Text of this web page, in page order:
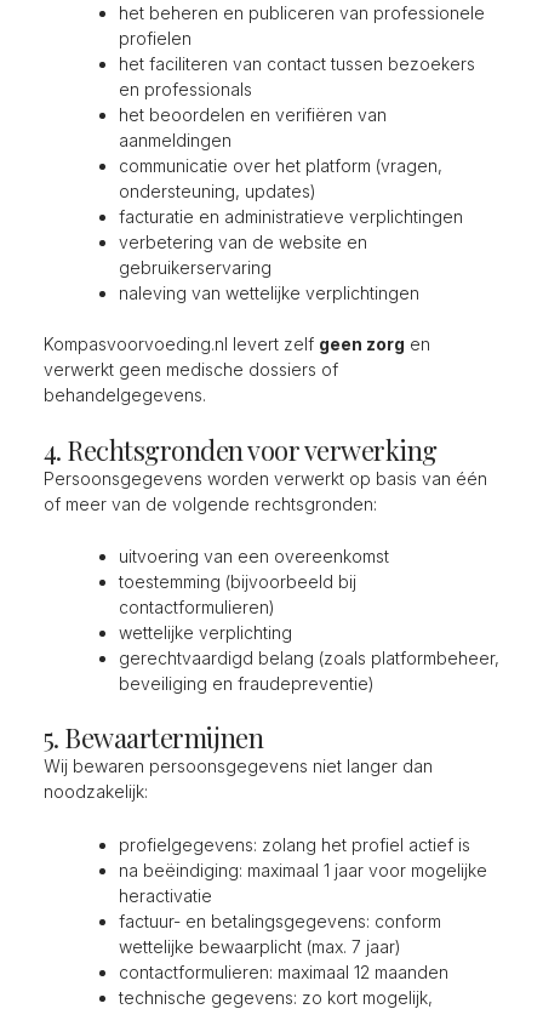
het beheren en publiceren van professionele
profielen
het faciliteren van contact tussen bezoekers
en professionals
het beoordelen en verifiëren van
aanmeldingen
communicatie over het platform (vragen,
ondersteuning, updates)
facturatie en administratieve verplichtingen
verbetering van de website en
gebruikerservaring
naleving van wettelijke verplichtingen
Kompasvoorvoeding.nl levert zelf geen zorg en
verwerkt geen medische dossiers of
behandelgegevens.
4. Rechtsgronden voor verwerking
Persoonsgegevens worden verwerkt op basis van één
of meer van de volgende rechtsgronden:
uitvoering van een overeenkomst
toestemming (bijvoorbeeld bij
contactformulieren)
wettelijke verplichting
gerechtvaardigd belang (zoals platformbeheer,
beveiliging en fraudepreventie)
5. Bewaartermijnen
Wij bewaren persoonsgegevens niet langer dan
noodzakelijk:
profielgegevens: zolang het profiel actief is
na beëindiging: maximaal 1 jaar voor mogelijke
heractivatie
factuur- en betalingsgegevens: conform
wettelijke bewaarplicht (max. 7 jaar)
contactformulieren: maximaal 12 maanden
technische gegevens: zo kort mogelijk,